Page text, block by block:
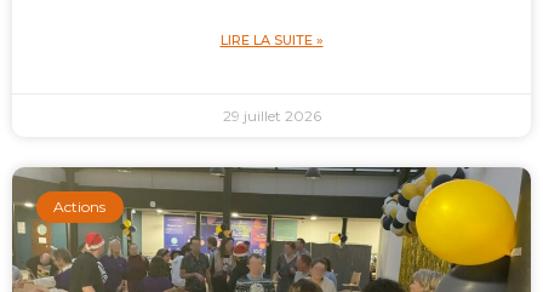
LIRE LA SUITE »
29 juillet 2026
Actions